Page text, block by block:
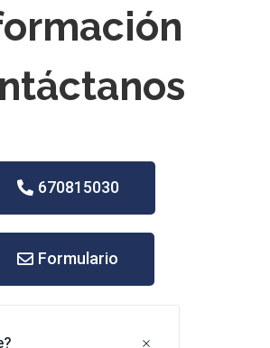
670815030
Formulario